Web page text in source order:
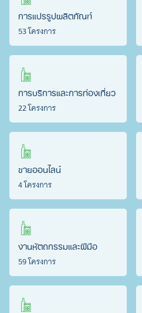
การแปรรูปผลิตภัณฑ์
53 โครงการ
การบริการและการท่องเที่ยว
22 โครงการ
ขายออนไลน์
4 โครงการ
งานหัตถกรรมและฝีมือ
59 โครงการ